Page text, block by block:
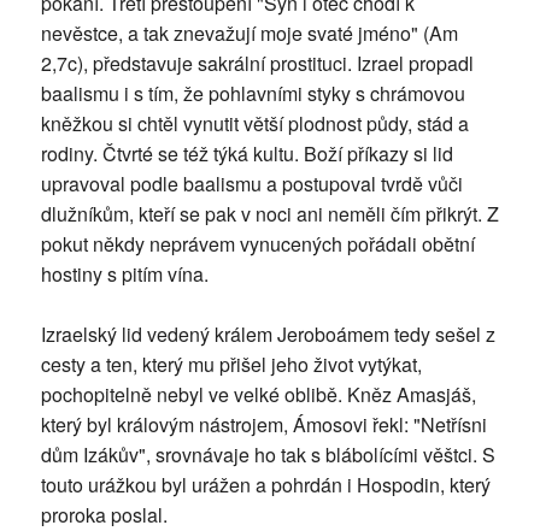
nevěstce, a tak znevažují moje svaté jméno" (Am
2,7c), představuje sakrální prostituci. Izrael propadl
baalismu i s tím, že pohlavními styky s chrámovou
kněžkou si chtěl vynutit větší plodnost půdy, stád a
rodiny. Čtvrté se též týká kultu. Boží příkazy si lid
upravoval podle baalismu a postupoval tvrdě vůči
dlužníkům, kteří se pak v noci ani neměli čím přikrýt. Z
pokut někdy neprávem vynucených pořádali obětní
hostiny s pitím vína.
Izraelský lid vedený králem Jeroboámem tedy sešel z
cesty a ten, který mu přišel jeho život vytýkat,
pochopitelně nebyl ve velké oblibě. Kněz Amasjáš,
který byl královým nástrojem, Ámosovi řekl: "Netřísni
dům Izákův", srovnávaje ho tak s blábolícími věštci. S
touto urážkou byl urážen a pohrdán i Hospodin, který
proroka poslal.